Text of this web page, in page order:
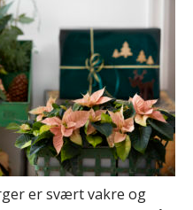
er svært vakre og